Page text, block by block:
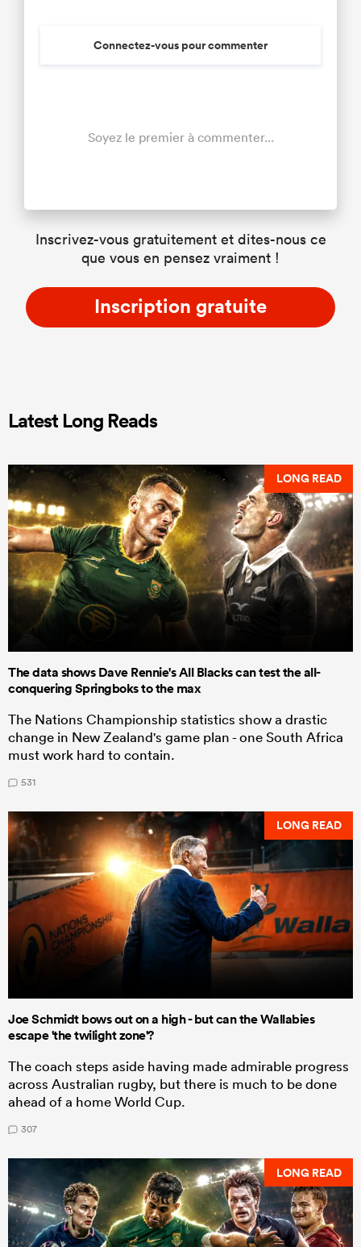
Connectez-vous pour commenter
Soyez le premier à commenter...
Inscrivez-vous gratuitement et dites-nous ce
que vous en pensez vraiment !
Inscription gratuite
Latest Long Reads
LONG READ
The data shows Dave Rennie's All Blacks can test the all-
conquering Springboks to the max
The Nations Championship statistics show a drastic
change in New Zealand's game plan - one South Africa
must work hard to contain.
531
LONG READ
Joe Schmidt bows out on a high - but can the Wallabies
escape 'the twilight zone'?
The coach steps aside having made admirable progress
across Australian rugby, but there is much to be done
ahead of a home World Cup.
307
LONG READ